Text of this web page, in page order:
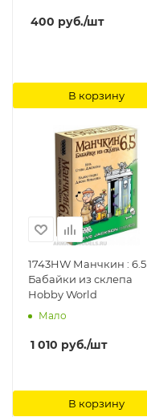
400 руб./шт
В корзину
1743HW Манчкин : 6.5
Бабайки из склепа
Hobby World
Мало
1 010 руб./шт
В корзину